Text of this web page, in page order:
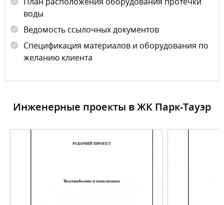
воды
Ведомость ссылочных документов
Спецификация материалов и оборудования по
желанию клиента
Инженерные проекты в ЖК Парк-Тауэр